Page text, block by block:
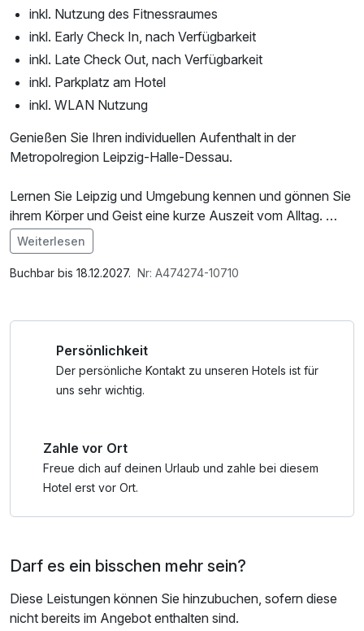
inkl. Nutzung des Fitnessraumes
inkl. Early Check In, nach Verfügbarkeit
inkl. Late Check Out, nach Verfügbarkeit
inkl. Parkplatz am Hotel
inkl. WLAN Nutzung
Genießen Sie Ihren individuellen Aufenthalt in der
Metropolregion Leipzig-Halle-Dessau.
Lernen Sie Leipzig und Umgebung kennen und gönnen Sie
ihrem Körper und Geist eine kurze Auszeit vom Alltag.
Die Metropolregion Leipzig-Halle-Dessau eignet sich
hervorragend für erlebnisreiche Tage an der frischen Luft
mit vielen neuen Eindrücken. Zum Abend kehren Sie in
Im Angebot enthalten
1 Flasche Mineralwasser, W-LAN Nutzung /
Weiterlesen
Buchbar bis 18.12.2027. Nr: A474274-10710
Persönlichkeit
Der persönliche Kontakt zu unseren Hotels ist für
uns sehr wichtig.
Zahle vor Ort
Freue dich auf deinen Urlaub und zahle bei diesem
Hotel erst vor Ort.
Darf es ein bisschen mehr sein?
Diese Leistungen können Sie hinzubuchen, sofern diese
nicht bereits im Angebot enthalten sind.